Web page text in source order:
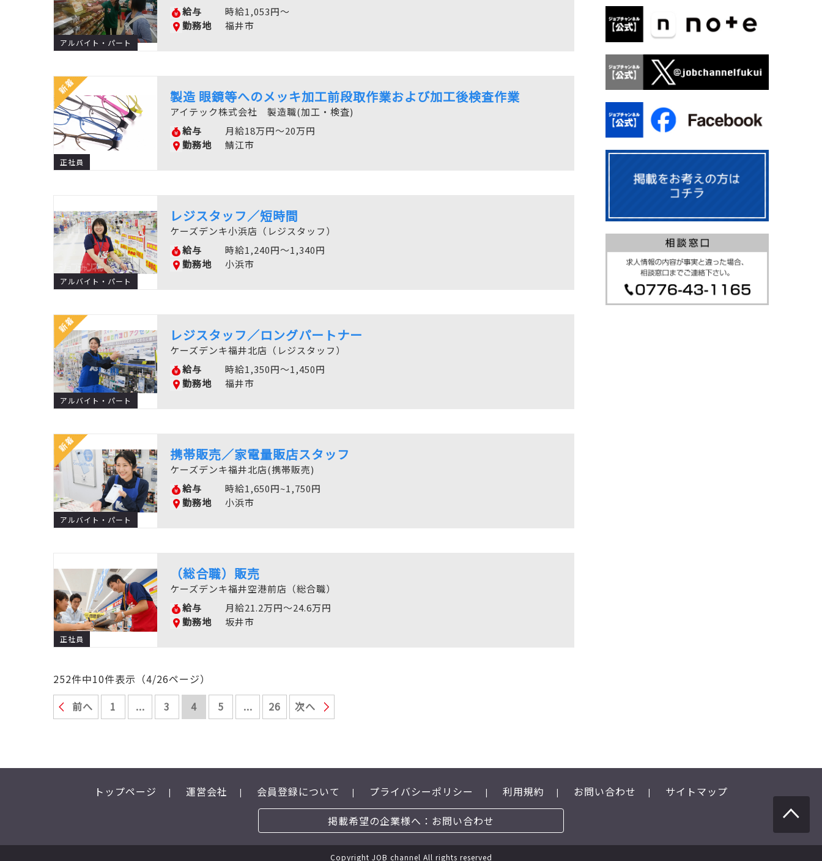
アルバイト・パート
給与
時給1,053円～
勤務地
福井市
正社員
製造 眼鏡等へのメッキ加工前段取作業および加工後検査作業
アイテック株式会社 製造職(加工・検査)
給与
月給18万円〜20万円
勤務地
鯖江市
アルバイト・パート
レジスタッフ／短時間
ケーズデンキ小浜店（レジスタッフ）
給与
時給1,240円～1,340円
勤務地
小浜市
アルバイト・パート
レジスタッフ／ロングパートナー
ケーズデンキ福井北店（レジスタッフ）
給与
時給1,350円～1,450円
勤務地
福井市
アルバイト・パート
携帯販売／家電量販店スタッフ
ケーズデンキ福井北店(携帯販売)
給与
時給1,650円~1,750円
勤務地
小浜市
正社員
（総合職）販売
ケーズデンキ福井空港前店（総合職）
給与
月給21.2万円～24.6万円
勤務地
坂井市
252件中10件表示（4/26ページ）
前へ
1 ... 3 4 5 ... 26 次へ
トップページ 運営会社 会員登録について プライバシーポリシー 利用規約 お問い合わせ
サイトマップ
掲載希望の企業様へ：お問い合わせ
Copyright JOB channel All rights reserved